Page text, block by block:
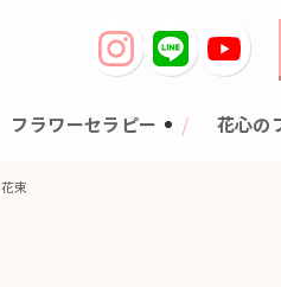
フラワーセラピー 花心の
花束